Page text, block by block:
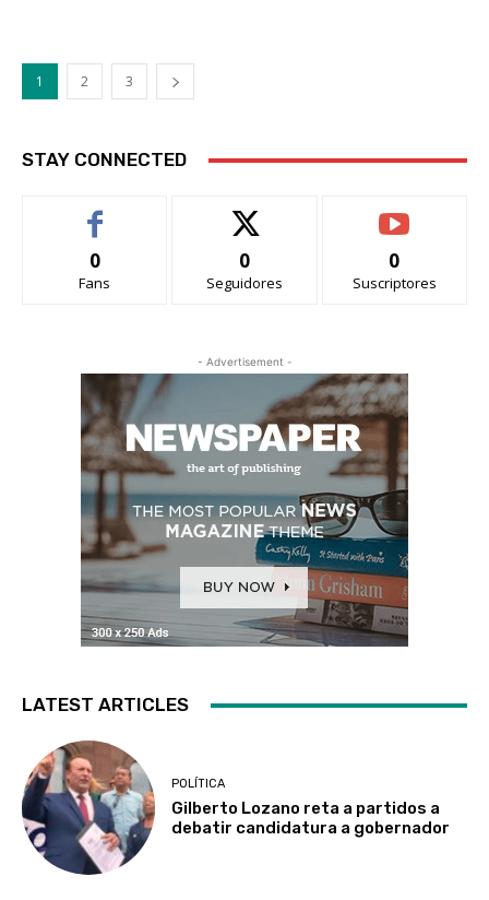
1 2 3
STAY CONNECTED
0
Fans
0
Seguidores
0
Suscriptores
- Advertisement -
LATEST ARTICLES
POLÍTICA
Gilberto Lozano reta a partidos a
debatir candidatura a gobernador